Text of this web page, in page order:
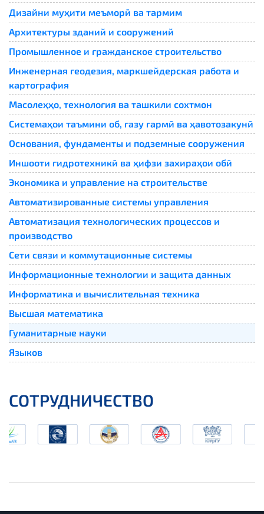
Дизайни муҳити меъморӣ ва тармим
Архитектуры зданий и сооружений
Промышленное и гражданское строительство
Инженерная геодезия, маркшейдерская работа и
картография
Масолеҳҳо, технология ва ташкили сохтмон
Системаҳои таъмини об, газу гармӣ ва ҳавотозакунӣ
Основания, фундаменты и подземные сооружения
Иншооти гидротехникӣ ва ҳифзи захираҳои обӣ
Экономика и управление на строительстве
Автоматизированные системы управления
Автоматизация технологических процессов и
производство
Сети связи и коммутационные системы
Информационные технологии и защита данных
Информатика и вычислительная техника
Высшая математика
Гуманитарные науки
Языков
СОТРУДНИЧЕСТВО